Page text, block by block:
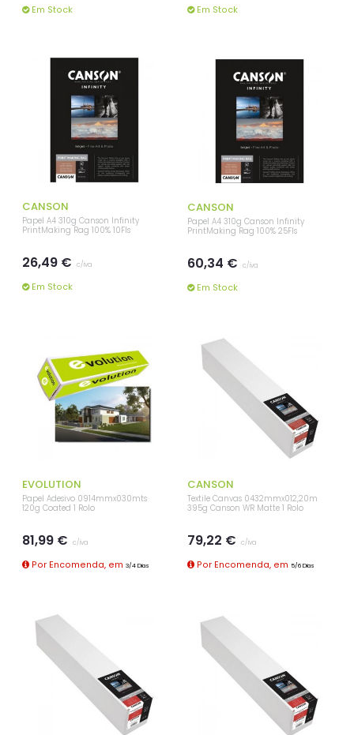
Em Stock Em Stock
CANSON
Papel A4 310g Canson Infinity
PrintMaking Rag 100% 10Fls
26,49 € c/iva
Em Stock
CANSON
Papel A4 310g Canson Infinity
PrintMaking Rag 100% 25Fls
60,34 € c/iva
Em Stock
EVOLUTION
Papel Adesivo 0914mmx030mts
120g Coated 1 Rolo
81,99 € c/iva
Por Encomenda, em 3/4 Dias
CANSON
Textile Canvas 0432mmx012,20m
395g Canson WR Matte 1 Rolo
79,22 € c/iva
Por Encomenda, em 5/6 Dias